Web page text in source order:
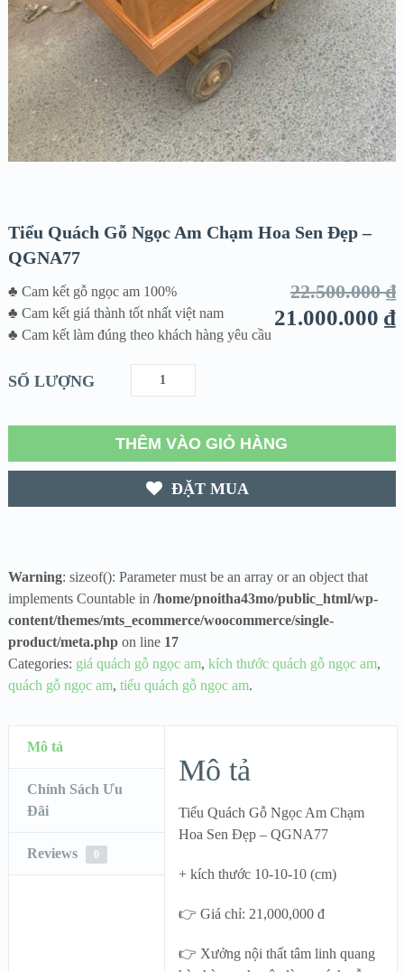
Tiểu Quách Gỗ Ngọc Am Chạm Hoa Sen Đẹp –
QGNA77
22.500.000₫
21.000.000₫
♣ Cam kết gỗ ngọc am 100%
♣ Cam kết giá thành tốt nhất việt nam
♣ Cam kết làm đúng theo khách hàng yêu cầu
SỐ LƯỢNG
THÊM VÀO GIỎ HÀNG
ĐẶT MUA
Warning: sizeof(): Parameter must be an array or an object that
implements Countable in /home/pnoitha43mo/public_html/wp-
content/themes/mts_ecommerce/woocommerce/single-
product/meta.phpon line 17
Categories: giá quách gỗ ngọc am, kích thước quách gỗ ngọc am,
quách gỗ ngọc am, tiểu quách gỗ ngọc am.
Mô tả
Chính Sách Ưu
Đãi
Reviews 0
Mô tả
Tiểu Quách Gỗ Ngọc Am Chạm
Hoa Sen Đẹp – QGNA77
+ kích thước 10-10-10 (cm)
👉 Giá chỉ: 21,000,000 đ
👉 Xưởng nội thất tâm linh quang